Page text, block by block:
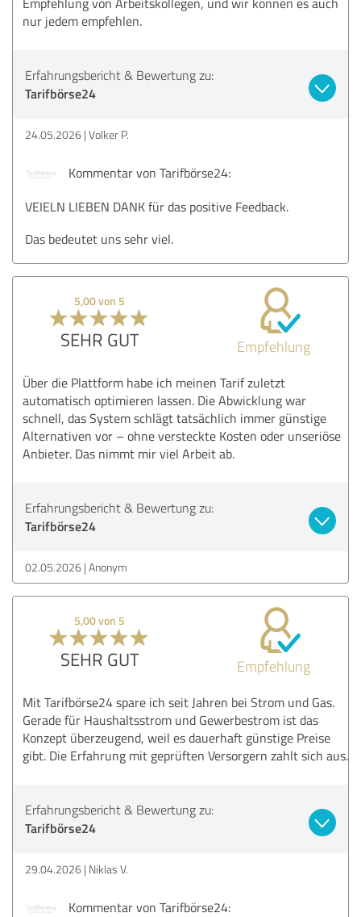
nur jedem empfehlen.
Erfahrungsbericht & Bewertung zu:
Tarifbörse24
24.05.2026 Volker P.
Kommentar von Tarifbörse24:
VEIELN LIEBEN DANK für das positive Feedback.
Das bedeutet uns sehr viel.
5,00 von 5
SEHR GUT Empfehlung
Über die Plattform habe ich meinen Tarif zuletzt
automatisch optimieren lassen. Die Abwicklung war
schnell, das System schlägt tatsächlich immer günstige
Alternativen vor – ohne versteckte Kosten oder unseriöse
Anbieter. Das nimmt mir viel Arbeit ab.
Erfahrungsbericht & Bewertung zu:
Tarifbörse24
02.05.2026 Anonym
5,00 von 5
SEHR GUT Empfehlung
Mit Tarifbörse24 spare ich seit Jahren bei Strom und Gas.
Gerade für Haushaltsstrom und Gewerbestrom ist das
Konzept überzeugend, weil es dauerhaft günstige Preise
gibt. Die Erfahrung mit geprüften Versorgern zahlt sich aus.
Erfahrungsbericht & Bewertung zu:
Tarifbörse24
29.04.2026 Niklas V.
Kommentar von Tarifbörse24: